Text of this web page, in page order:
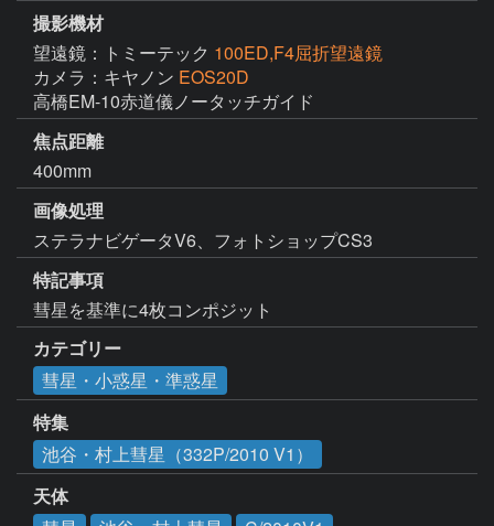
撮影機材
望遠鏡：トミーテック 100ED,F4屈折望遠鏡
カメラ：キヤノン EOS20D
高橋EM-10赤道儀ノータッチガイド
焦点距離
400mm
画像処理
ステラナビゲータV6、フォトショップCS3
特記事項
彗星を基準に4枚コンポジット
カテゴリー
彗星・小惑星・準惑星
特集
池谷・村上彗星（332P/2010 V1）
天体